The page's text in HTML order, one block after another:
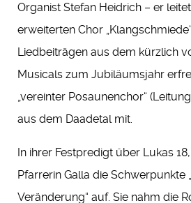
Organist Stefan Heidrich – er
erweiterten Chor
Liedbeiträgen aus dem kürzlich
Musicals zum Jubiläumsjahr
„vereinter Posaunenchor“
aus dem Daadetal mit.
In ihrer Festpredigt über Lukas
Pfarrerin Galla die Schwerpunkte
Veränderung“ auf. Sie nahm die